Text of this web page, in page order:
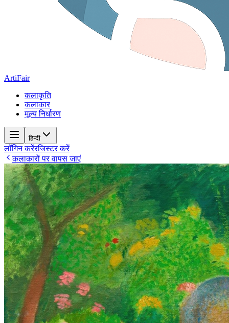
ArtiFair
कलाकृति
कलाकार
मूल्य निर्धारण
हिन्दी
लॉगिन करेंरजिस्टर करें
कलाकारों पर वापस जाएं